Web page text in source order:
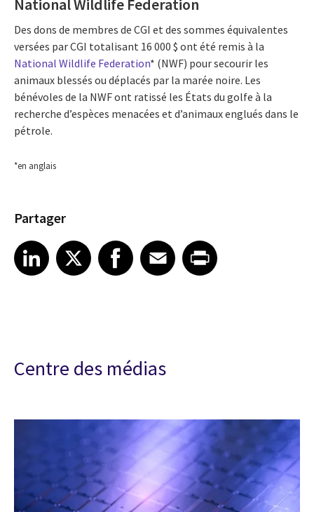
National Wildlife Federation
Des dons de membres de CGI et des sommes équivalentes
versées par CGI totalisant 16 000 $ ont été remis à la
National Wildlife Federation* (NWF) pour secourir les
animaux blessés ou déplacés par la marée noire. Les
bénévoles de la NWF ont ratissé les États du golfe à la
recherche d’espèces menacées et d’animaux englués dans le
pétrole.
*en anglais
Partager
Share article on LinkedIn
LinkedIn
Share article on XShare article on Facebook
Facebook
Share article on Email
EmailShare article on Print
Centre des médias